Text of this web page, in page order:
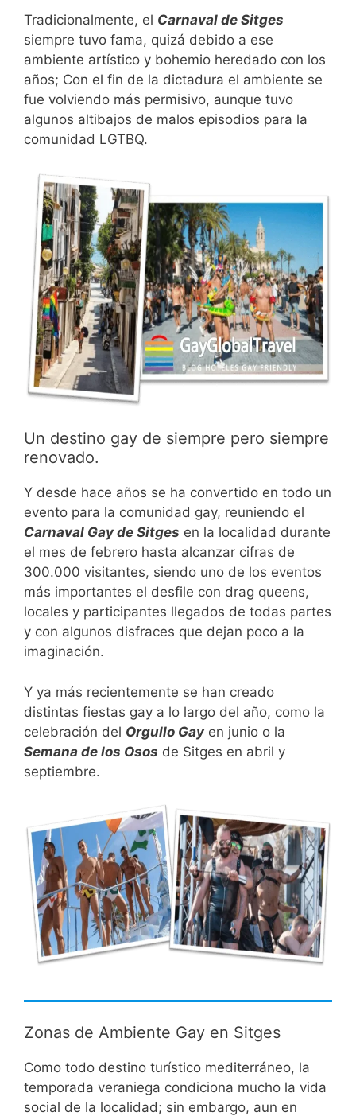
Tradicionalmente, el Carnaval de Sitges
siempre tuvo fama, quizá debido a ese
ambiente artístico y bohemio heredado con los
años; Con el fin de la dictadura el ambiente se
fue volviendo más permisivo, aunque tuvo
algunos altibajos de malos episodios para la
comunidad LGTBQ.
Un destino gay de siempre pero siempre
renovado.
Y desde hace años se ha convertido en todo un
evento para la comunidad gay, reuniendo el
Carnaval Gay de Sitges en la localidad durante
el mes de febrero hasta alcanzar cifras de
300.000 visitantes, siendo uno de los eventos
más importantes el desfile con drag queens,
locales y participantes llegados de todas partes
y con algunos disfraces que dejan poco a la
imaginación.
Y ya más recientemente se han creado
distintas fiestas gay a lo largo del año, como la
celebración del Orgullo Gay en junio o la
Semana de los Osos de Sitges en abril y
septiembre.
Zonas de Ambiente Gay en Sitges
Como todo destino turístico mediterráneo, la
temporada veraniega condiciona mucho la vida
social de la localidad; sin embargo, aun en